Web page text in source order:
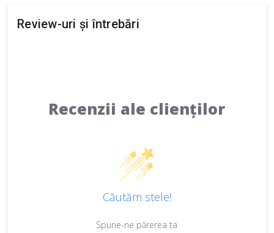
Review-uri și întrebări
Recenzii ale clienților
Căutăm stele!
Spune-ne părerea ta